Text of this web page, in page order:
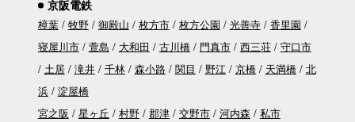
京阪電鉄
樟葉 牧野 御殿山 枚方市 枚方公園 光善寺
香里園
寝屋川市
萱島 大和田 古川橋 門真市 西三荘
守口市
土居
滝井 千林 森小路 関目 野江 京橋 天満橋
北
浜
淀屋橋
宮之阪
星ヶ丘 村野 郡津 交野市 河内森
私市